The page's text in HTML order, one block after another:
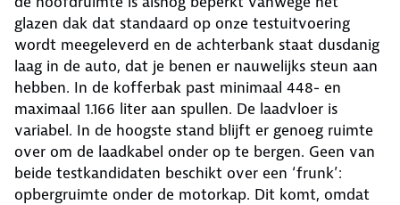
glazen dak dat standaard op onze testuitvoering
wordt meegeleverd en de achterbank staat dusdanig
laag in de auto, dat je benen er nauwelijks steun aan
hebben. In de kofferbak past minimaal 448- en
maximaal 1.166 liter aan spullen. De laadvloer is
variabel. In de hoogste stand blijft er genoeg ruimte
over om de laadkabel onder op te bergen. Geen van
beide testkandidaten beschikt over een ‘frunk’:
opbergruimte onder de motorkap. Dit komt, omdat